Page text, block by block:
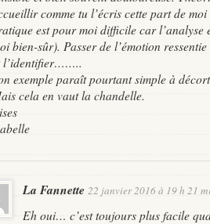
comme tu l’écris cette part de
est pour moi difficile car l’analyse
bien-sûr). Passer de l’émotion
l’identifier……..
exemple paraît pourtant simple à
cela en vaut la chandelle.
La Fannette 22 janvier 2016 à 19 h 21
Eh oui… c’est toujours plus facile